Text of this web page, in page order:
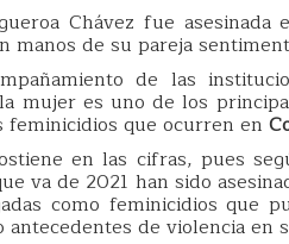
Chávez fue
manos de su pareja
de las
mujer es uno de los
feminicidios que ocurren en
en las cifras, pues
va de 2021 han sido
como feminicidios que
antecedentes de violencia en